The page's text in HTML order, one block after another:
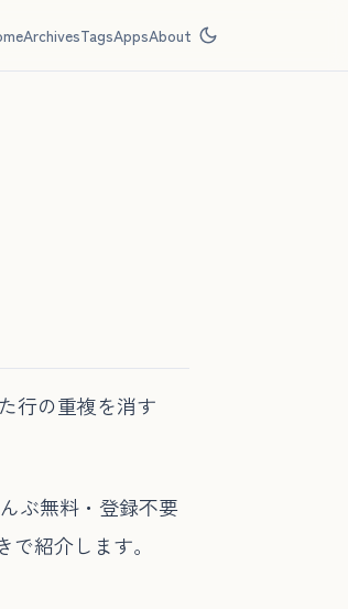
ArchivesTagsAppsAbout
行の重複を消す
ぶ無料・登録不要
紹介します。